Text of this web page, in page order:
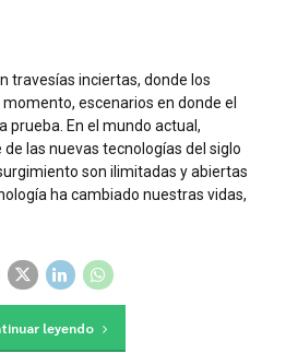
travesías inciertas, donde los
escenarios en donde el
prueba. En el mundo actual,
las nuevas tecnologías del siglo
son ilimitadas y abiertas
ha cambiado nuestras vidas,
leyendo